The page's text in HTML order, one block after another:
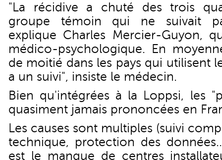
"La récidive a chuté des trois
groupe témoin qui ne suivait
explique Charles Mercier-Guyon,
médico-psychologique. En
de moitié dans les pays qui utilisent
a un suivi", insiste le médecin.
Bien qu'intégrées à la Loppsi, les
quasiment jamais prononcées en
Les causes sont multiples (suivi
technique, protection des
est le manque de centres